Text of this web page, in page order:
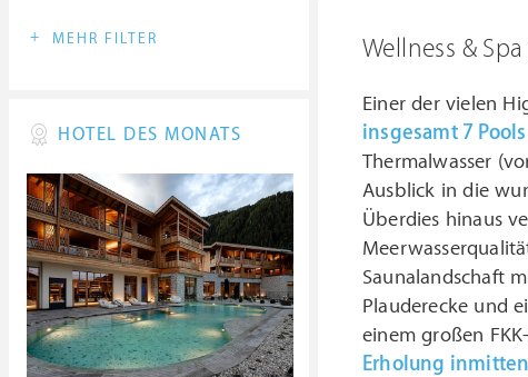
Wellness &
Einer der vielen
insgesamt 7
Thermalwasser
Ausblick in die
Überdies hinaus
Saunalandschaft
Plauderecke und
einem großen
Erholung
+ MEHR FILTER
HOTEL DES MONATS